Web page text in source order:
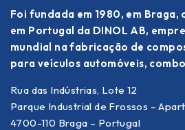
Foi fundada em 1980, em
em Portugal da DINOL AB,
mundial na fabricação de
para veículos automóveis,
Rua das Indústrias, Lote 12
Parque Industrial de Frossos –
4700-110 Braga – Portugal